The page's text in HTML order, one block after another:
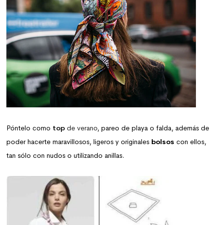
Póntelo como top de verano, pareo de playa o falda, además de
poder hacerte maravillosos, ligeros y originales bolsos con ellos,
tan sólo con nudos o utilizando anillas.